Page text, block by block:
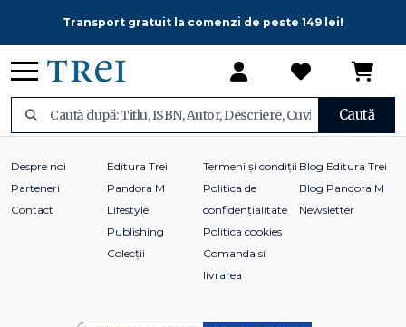
Transport gratuit la comenzi de peste 149 lei!
Caută
Despre noi
Parteneri
Contact
Editura Trei
Pandora M
Lifestyle
Publishing
Colecții
Termeni și condiții
Politica de
confidențialitate
Politica cookies
Comanda si
livrarea
Blog Editura Trei
Blog Pandora M
Newsletter